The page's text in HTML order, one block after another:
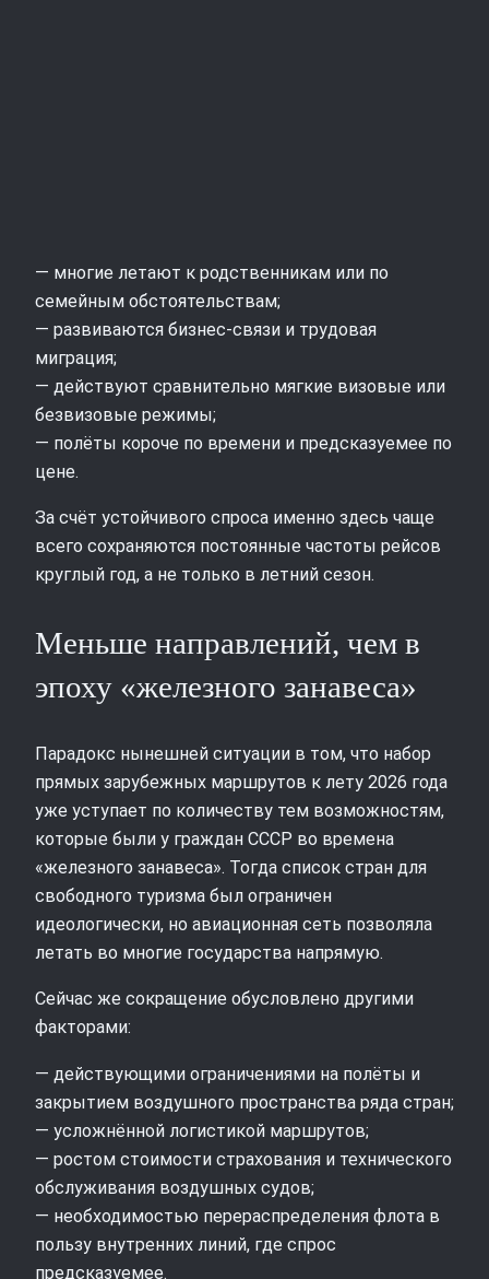
— многие летают к родственникам или по
семейным обстоятельствам;
— развиваются бизнес‑связи и трудовая
миграция;
— действуют сравнительно мягкие визовые или
безвизовые режимы;
— полёты короче по времени и предсказуемее по
цене.
За счёт устойчивого спроса именно здесь чаще
всего сохраняются постоянные частоты рейсов
круглый год, а не только в летний сезон.
Меньше направлений, чем в
эпоху «железного занавеса»
Парадокс нынешней ситуации в том, что набор
прямых зарубежных маршрутов к лету 2026 года
уже уступает по количеству тем возможностям,
которые были у граждан СССР во времена
«железного занавеса». Тогда список стран для
свободного туризма был ограничен
идеологически, но авиационная сеть позволяла
летать во многие государства напрямую.
Сейчас же сокращение обусловлено другими
факторами:
— действующими ограничениями на полёты и
закрытием воздушного пространства ряда стран;
— усложнённой логистикой маршрутов;
— ростом стоимости страхования и технического
обслуживания воздушных судов;
— необходимостью перераспределения флота в
пользу внутренних линий, где спрос
предсказуемее.